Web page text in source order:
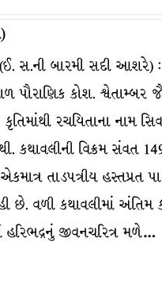
સ.ની બારમી સદી આશરે) :
પૌરાણિક કોશ. શ્વેતામ્બર
કૃતિમાંથી રચયિતાના નામ
કથાવલીની વિક્રમ સંવત
તાડપત્રીય હસ્તપ્રત
છે. વળી કથાવલીમાં અંતિમ
હરિભદ્રનું જીવનચરિત્ર મળે…